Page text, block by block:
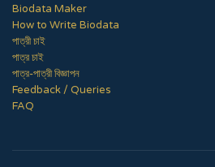
Biodata Maker
How to Write Biodata
পাত্রী চাই
পাত্র চাই
পাত্র-পাত্রী বিজ্ঞাপন
Feedback / Queries
FAQ